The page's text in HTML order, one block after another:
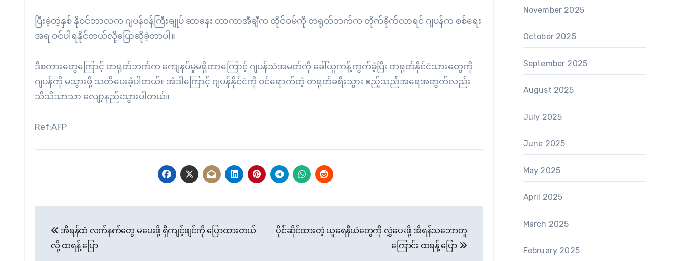
ပြီးခဲ့တဲ့နှစ် နိုဝင်ဘာလက ဂျပန်ဝန်ကြီးချုပ် ဆာနေး တာကာအီချီက ထိုင်ဝမ်ကို တရုတ်ဘက်က တိုက်ခိုက်လာရင် ဂျပန်က စစ်ရေး
အရ ဝင်ပါရနိုင်တယ်လို့ပြောဆိုခဲ့တာပါ။
ဒီစကားတွေကြောင့် တရုတ်ဘက်က ကျေနပ်မှုမရှိတာကြောင့် ဂျပန်သံအမတ်ကို ခေါ်ယူကန့်ကွက်ခဲ့ပြီး တရုတ်နိုင်ငံသားတွေကို
ဂျပန်ကို မသွားဖို့ သတိပေးခဲ့ပါတယ်။ အဲဒါကြောင့် ဂျပန်နိုင်ငံကို ဝင်ရောက်တဲ့ တရုတ်ခရီးသွား ဧည့်သည်အရေအတွက်လည်း
သိသိသာသာ လျော့နည်းသွားပါတယ်။
Ref:AFP
navigation
အီရန်ထံ လက်နက်တွေ မပေးဖို့ ရှီကျင့်ဖျင်ကို ပြောထားတယ်
လို့ ထရန့် ပြော
ပိုင်ဆိုင်ထားတဲ့ ယူရေနီယံတွေကို လွှဲပေးဖို့ အီရန်သဘောတူ
ကြောင်း ထရန့် ပြော
November 2025
October 2025
September 2025
August 2025
July 2025
June 2025
May 2025
April 2025
March 2025
February 2025